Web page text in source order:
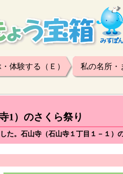
体験する（Ｅ） 私の名所・
1）のさくら祭り
た。石山寺（石山寺１丁目１－１